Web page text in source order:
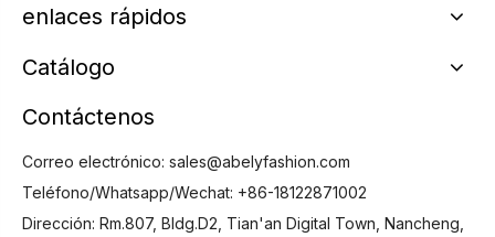
enlaces rápidos
Catálogo
Contáctenos
Correo electrónico: sales@abelyfashion.com
Teléfono/Whatsapp/Wechat: +86-18122871002
Dirección: Rm.807, Bldg.D2, Tian'an Digital Town, Nancheng,